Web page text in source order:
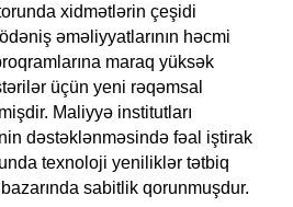
xidmətlərin çeşidi
ödəniş əməliyyatlarının həcmi
maraq yüksək
üçün yeni rəqəmsal
Maliyyə institutları
dəstəklənməsində fəal iştirak
texnoloji yeniliklər tətbiq
sabitlik qorunmuşdur.